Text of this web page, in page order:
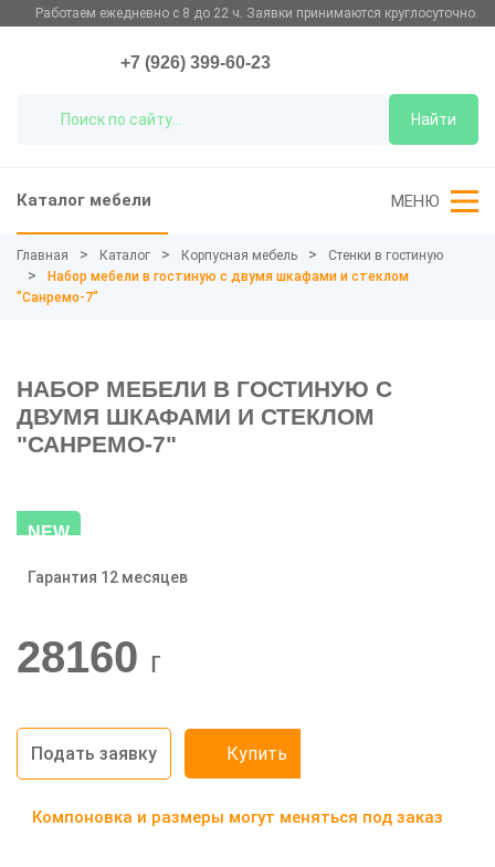
Работаем ежедневно с 8 до 22 ч. Заявки принимаются круглосуточно.
Найти
+7 (926) 399-60-23
Каталог мебели МЕНЮ
Главная Каталог Корпусная мебель
Стенки в гостиную
Набор мебели в гостиную с двумя шкафами и стеклом
"Санремо-7"
НАБОР МЕБЕЛИ В ГОСТИНУЮ С
ДВУМЯ ШКАФАМИ И СТЕКЛОМ
"САНРЕМО-7"
NEW
-20%
Гарантия 12 месяцев
28160 г
Подать заявку Купить
Компоновка и размеры могут меняться под заказ